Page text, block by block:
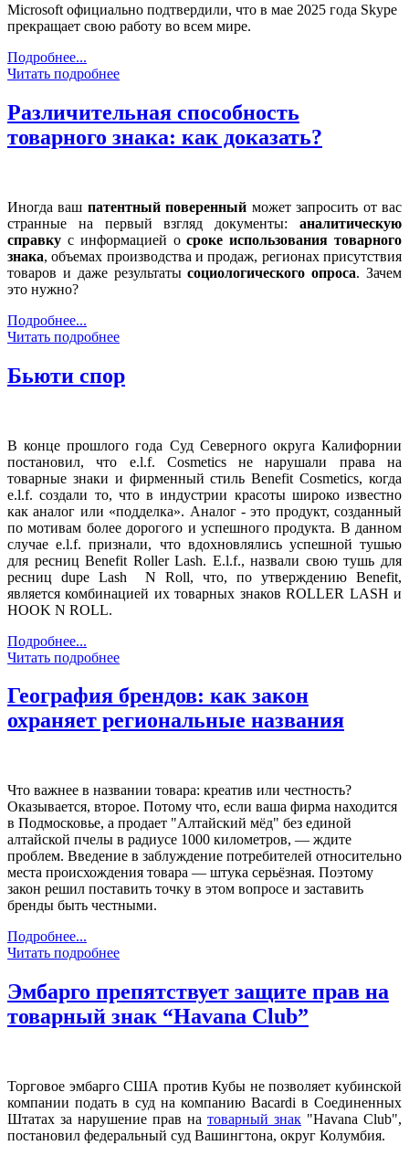
Microsoft официально подтвердили, что в мае 2025 года Skype
прекращает свою работу во всем мире.
Подробнее...
Читать подробнее
Различительная способность
товарного знака: как доказать?
Иногда ваш патентный поверенный может запросить от вас
странные на первый взгляд документы: аналитическую
справку с информацией осроке использования товарного
знака, объемах производства и продаж, регионах присутствия
товаров и даже результатысоциологического опроса. Зачем
это нужно?
Подробнее...
Читать подробнее
Бьюти спор
В конце прошлого года Суд Северного округа Калифорнии
постановил, что e.l.f. Cosmetics не нарушали права на
товарные знаки и фирменный стиль Benefit Cosmetics, когда
e.l.f. создали то, что в индустрии красоты широко известно
как аналог или «подделка». Аналог - это продукт, созданный
по мотивам более дорогого и успешного продукта. В данном
случае e.l.f. признали, что вдохновлялись успешной тушью
для ресниц Benefit Roller Lash. E.l.f., назвали свою тушь для
ресниц dupe Lash N Roll, что, по утверждению Benefit,
является комбинацией их товарных знаков ROLLER LASH и
HOOK N ROLL.
Подробнее...
Читать подробнее
География брендов: как закон
охраняет региональные названия
Что важнее в названии товара: креатив или честность?
Оказывается, второе. Потому что, если ваша фирма находится
в Подмосковье, а продает "Алтайский мёд" без единой
алтайской пчелы в радиусе 1000 километров, — ждите
проблем. Введение в заблуждение потребителей относительно
места происхождения товара — штука серьёзная. Поэтому
закон решил поставить точку в этом вопросе и заставить
бренды быть честными.
Подробнее...
Читать подробнее
Эмбарго препятствует защите прав на
товарный знак “Havana Club”
Торговое эмбарго США против Кубы не позволяет кубинской
компании подать в суд на компанию Bacardi в Соединенных
Штатах за нарушение прав на товарный знак "Havana Club",
постановил федеральный суд Вашингтона, округ Колумбия.